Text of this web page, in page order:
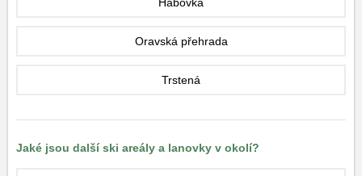
Oravská přehrada
Trstená
Jaké jsou další ski areály a lanovky v okolí?